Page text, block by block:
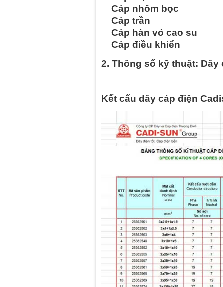
Cáp nhôm bọc
Cáp trần
Cáp hàn vỏ cao su
Cáp điều khiển
2. Thông số kỹ thuật: Dây
Kết cấu dây cáp điện